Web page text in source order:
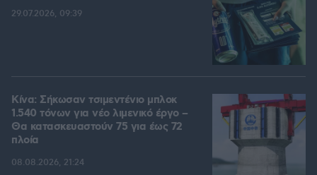
29.07.2026, 09:39
Κίνα: Σήκωσαν τσιμεντένιο μπλοκ
1.540 τόνων για νέο λιμενικό έργο –
Θα κατασκευαστούν 75 για έως 72
πλοία
08.08.2026, 21:24